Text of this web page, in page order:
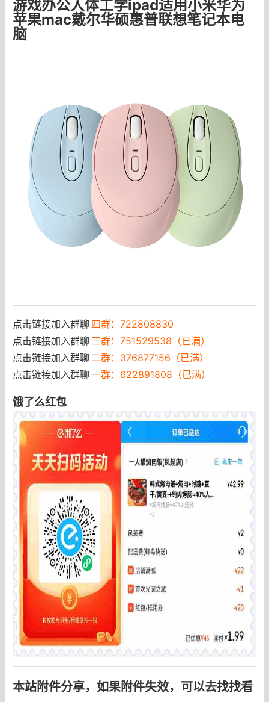
游戏办公人体工学ipad适用小米华为
苹果mac戴尔华硕惠普联想笔记本电
脑
点击链接加入群聊 四群：722808830
点击链接加入群聊 三群：751529538（已满）
点击链接加入群聊 二群：376877156（已满）
点击链接加入群聊 一群：622891808（已满）
饿了么红包
本站附件分享，如果附件失效，可以去找找看